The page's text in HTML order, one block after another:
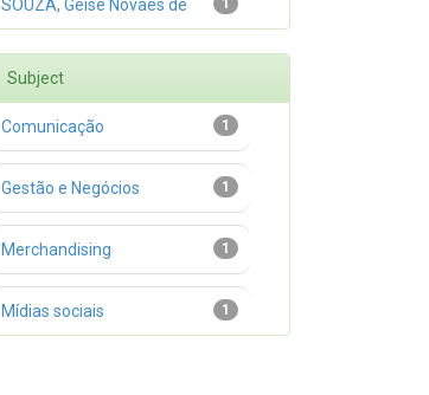
1
SOUZA, Geise Novaes de
Subject
1
Comunicação
1
Gestão e Negócios
1
Merchandising
1
Mídias sociais